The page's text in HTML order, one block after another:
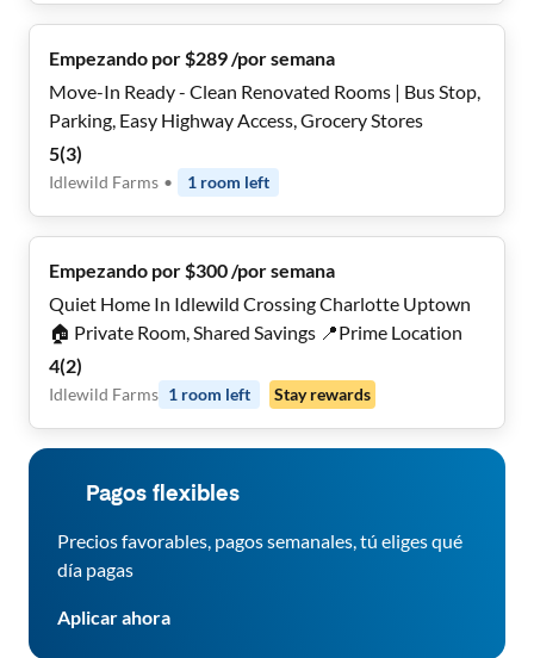
Empezando por $289 /por semana
Move-In Ready - Clean Renovated Rooms | Bus Stop,
Parking, Easy Highway Access, Grocery Stores
5(3)
Idlewild Farms • 1 room left
Empezando por $300 /por semana
Quiet Home In Idlewild Crossing Charlotte Uptown
🏠 Private Room, Shared Savings 📍Prime Location
4(2)
Idlewild Farms 1 room left Stay rewards
Pagos flexibles
Precios favorables, pagos semanales, tú eliges qué
día pagas
Aplicar ahora